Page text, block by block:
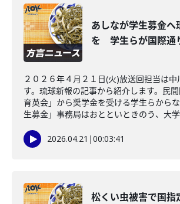
あしなが学生募金へ
を 学生らが国際通
２０２６年４月２１日(火)放送回担当は中
す。琉球新報の記事から紹介します。民
育英会」から奨学金を受ける学生らから
生募金」事務局はおとといときのう、大
2026.04.21 |00:03:41
松くい虫被害で国指